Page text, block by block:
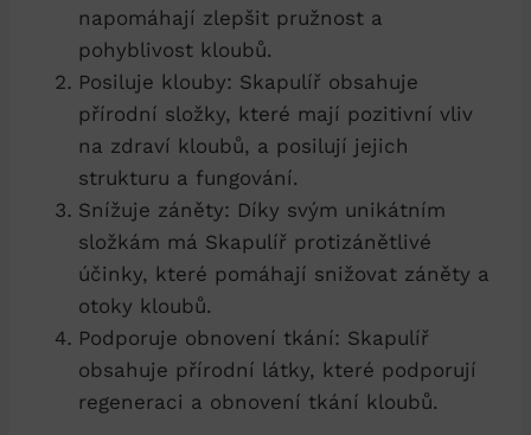
napomáhají zlepšit pružnost a
pohyblivost kloubů.
Posiluje klouby: Skapulíř obsahuje
přírodní složky, které mají pozitivní vliv
na zdraví kloubů, a posilují jejich
strukturu a fungování.
Snížuje záněty: Díky svým unikátním
složkám má Skapulíř protizánětlivé
účinky, které pomáhají snižovat záněty a
otoky kloubů.
Podporuje obnovení tkání: Skapulíř
obsahuje přírodní látky, které podporují
regeneraci a obnovení tkání kloubů.